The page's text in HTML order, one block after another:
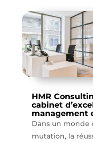
HMR
cabinet
management
Dans un monde
mutation, la